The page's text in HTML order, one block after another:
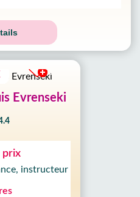
Evrenseki
prix
instructeur